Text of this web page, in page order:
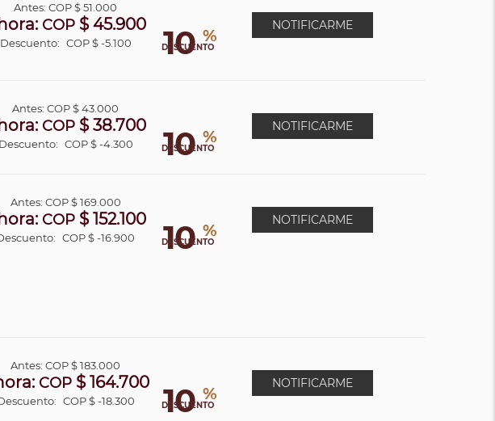
10 %
DESCUENTO
Antes:COP$ 51.000
COP$ 45.900
Descuento: COP $ -5.100
NOTIFICARME
10 %
DESCUENTO
Antes:COP$ 43.000
COP$ 38.700
Descuento: COP $ -4.300
NOTIFICARME
10 %
DESCUENTO
Antes: COP$ 169.000
COP$ 152.100
COP $ -16.900
NOTIFICARME
10 %
DESCUENTO
Antes:COP$ 183.000
COP$ 164.700
COP $ -18.300
NOTIFICARME